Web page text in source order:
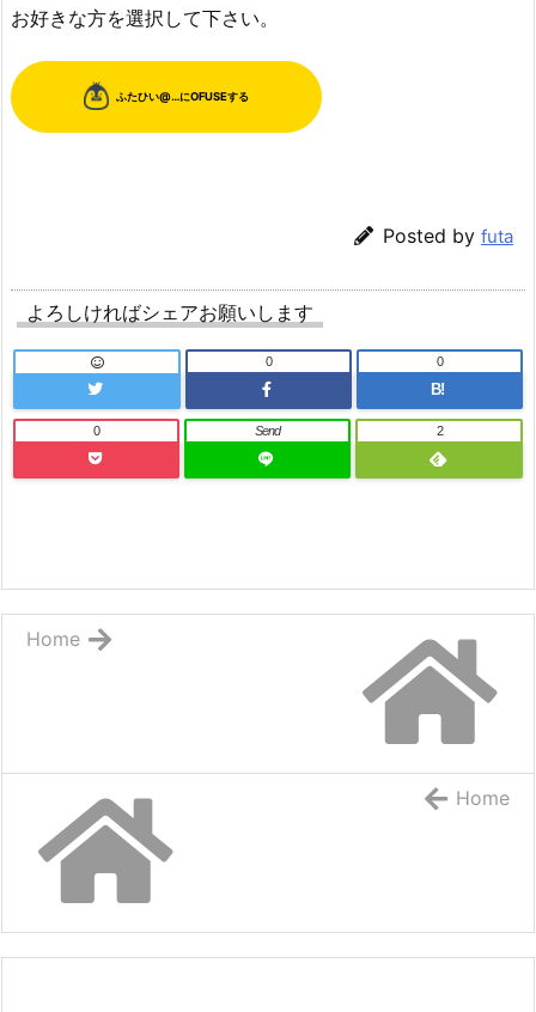
お好きな方を選択して下さい。
Posted by futa
よろしければシェアお願いします
0
B!
0
0 Send 2
Home
Home